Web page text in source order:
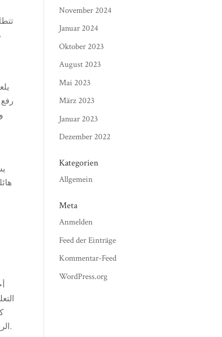
رفع
الرقمي في تطوير مهارات الطلاب في مجال التكنولوجيا والمعلومات، وهي مهارات ضرورية لسوق العمل المستقبلي.
November 2024
Januar 2024
Oktober 2023
August 2023
Mai 2023
März 2023
Januar 2023
Dezember 2022
Kategorien
Allgemein
Meta
Anmelden
Feed der Einträge
Kommentar-Feed
WordPress.org